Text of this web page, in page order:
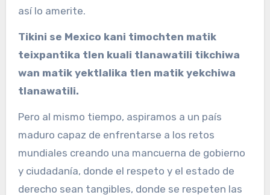
así lo amerite.
Tikini se Mexico kani timochten matik
teixpantika tlen kuali tlanawatili tikchiwa
wan matik yektlalika tlen matik yekchiwa
tlanawatili.
Pero al mismo tiempo, aspiramos a un país
maduro capaz de enfrentarse a los retos
mundiales creando una mancuerna de gobierno
y ciudadanía, donde el respeto y el estado de
derecho sean tangibles, donde se respeten las